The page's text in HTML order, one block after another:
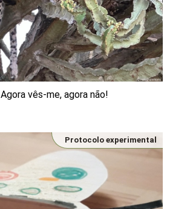
Agora vês-me, agora não!
Protocolo experimental